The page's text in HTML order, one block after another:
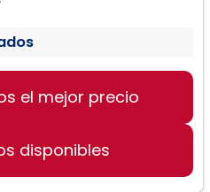
el mejor precio
disponibles